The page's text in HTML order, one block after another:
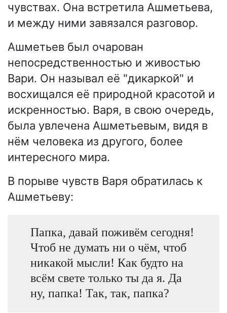
чувствах. Она встретила Ашметьева,
и между ними завязался разговор.
Ашметьев был очарован
непосредственностью и живостью
Вари. Он называл её "дикаркой" и
восхищался её природной красотой и
искренностью. Варя, в свою очередь,
была увлечена Ашметьевым, видя в
нём человека из другого, более
интересного мира.
В порыве чувств Варя обратилась к
Ашметьеву:
Папка, давай поживём сегодня!
Чтоб не думать ни о чём, чтоб
никакой мысли! Как будто на
всём свете только ты да я. Да
ну, папка! Так, так, папка?